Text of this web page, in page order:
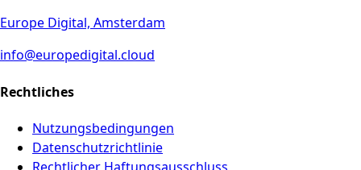
Europe Digital, Amsterdam
info@europedigital.cloud
Rechtliches
Nutzungsbedingungen
Datenschutzrichtlinie